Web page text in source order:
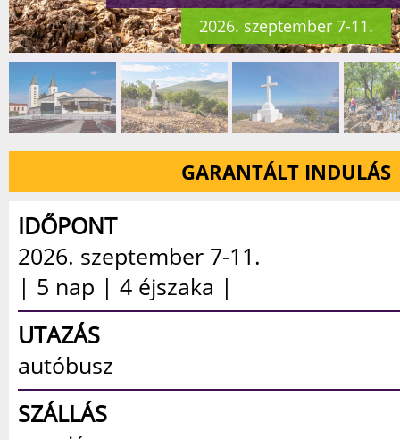
2026. szeptember 7-11.
GARANTÁLT INDULÁS
IDŐPONT
2026. szeptember 7-11.
| 5 nap | 4 éjszaka |
UTAZÁS
autóbusz
SZÁLLÁS